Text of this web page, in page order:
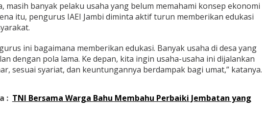
masih banyak pelaku usaha yang belum memahami konsep ekonomi
itu, pengurus IAEI Jambi diminta aktif turun memberikan edukasi
ini bagaimana memberikan edukasi. Banyak usaha di desa yang
dengan pola lama. Ke depan, kita ingin usaha-usaha ini dijalankan
sesuai syariat, dan keuntungannya berdampak bagi umat,” katanya.
: TNI Bersama Warga Bahu Membahu Perbaiki Jembatan yang